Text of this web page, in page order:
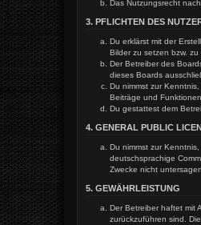
Das Nutzungsrecht
3. PFLICHTEN DES
Du erklärst mit der
Bilder zu setzen bzw. zu
Der Betreiber des
dieses Boards
Du nimmst zur
Beiträge und
Du gestattest dem
4. GENERAL PUBLIC
Du nimmst zur
deutschsprachige
Zwecke nicht
5. GEWÄHRLEISTUNG
Der Betreiber haftet mit
zurückzuführen sind.